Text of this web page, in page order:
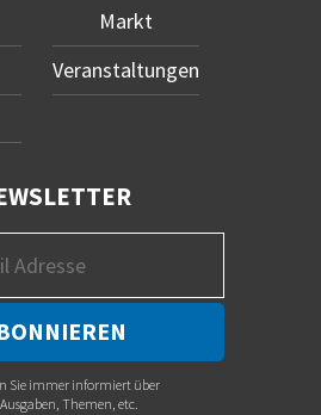
Markt
Veranstaltungen
Sie immer informiert über
Themen, etc.